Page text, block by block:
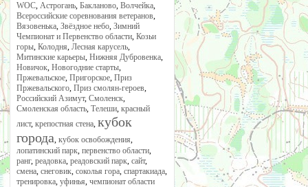
WOC, Астрогань, Бакланово, Волчейка,
Всероссийские соревнования ветеранов,
Вязовенька, Звёздное небо, Зимний
Чемпионат и Первенство области, Козьи
горы, Колодня, Лесная карусель,
Митинские карьеры, Нижняя Дубровенка,
Новичок, Новогодние старты,
Пржевальское, Пригорское, Приз
Пржевальского, Приз смолян-героев,
Российский Азимут, Смоленск,
Смоленская область, Телеши, красный
лист, крепостная стена, кубок
города, кубок освобождения,
лопатинский парк, первенство области,
ранг, реадовка, реадовский парк, сайт,
смена, снеговик, соколья гора, спартакиада,
тренировка, уфинья, чемпионат области